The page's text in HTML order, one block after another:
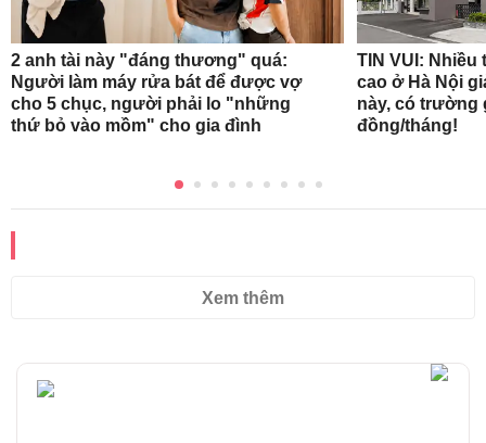
2 anh tài này "đáng thương" quá:
Người làm máy rửa bát để được vợ
cho 5 chục, người phải lo "những
thứ bỏ vào mồm" cho gia đình
TIN VUI:
cao ở Hà Nội
này, có trường
đồng/tháng!
Xem thêm